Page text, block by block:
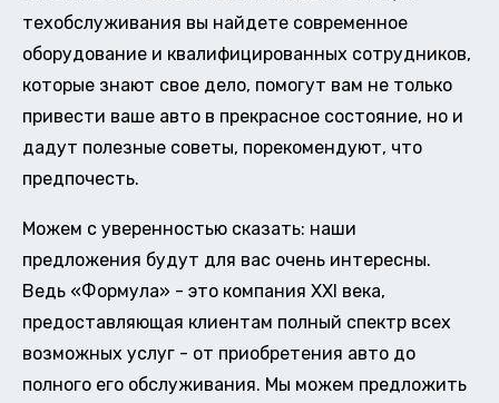
техобслуживания вы найдете современное
оборудование и квалифицированных сотрудников,
которые знают свое дело, помогут вам не только
привести ваше авто в прекрасное состояние, но и
дадут полезные советы, порекомендуют, что
предпочесть.
Можем с уверенностью сказать: наши
предложения будут для вас очень интересны.
Ведь «Формула» - это компания XXI века,
предоставляющая клиентам полный спектр всех
возможных услуг - от приобретения авто до
полного его обслуживания. Мы можем предложить